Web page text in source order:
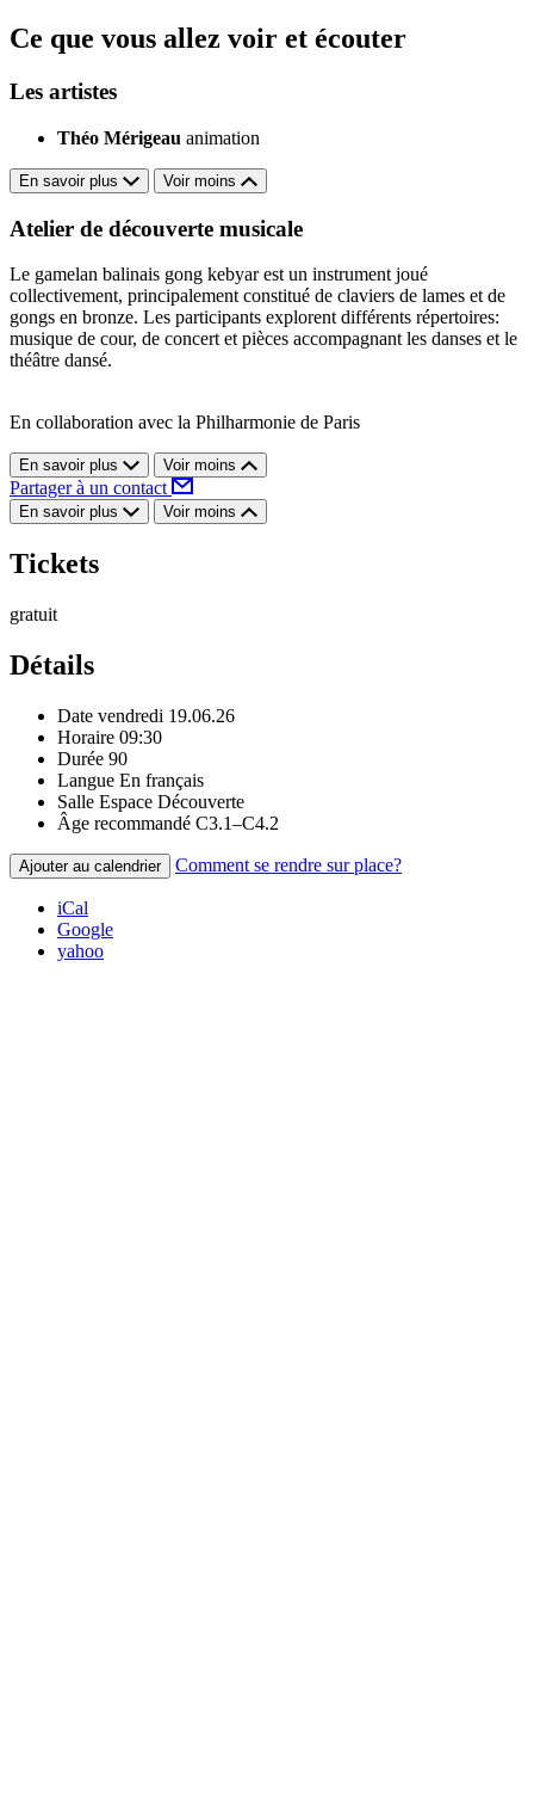
Ce que vous allez voir et écouter
Les artistes
Théo Mérigeau animation
En savoir plus Voir moins
Atelier de découverte musicale
Le gamelan balinais gong kebyar est un instrument joué
collectivement, principalement constitué de claviers de lames et de
gongs en bronze. Les participants explorent différents répertoires:
musique de cour, de concert et pièces accompagnant les danses et le
théâtre dansé.
En collaboration avec la Philharmonie de Paris
En savoir plus Voir moins
Partager à un contact
En savoir plus Voir moins
Tickets
gratuit
Détails
Date vendredi 19.06.26
Horaire 09:30
Durée 90
Langue En français
Salle Espace Découverte
Âge recommandé C3.1–C4.2
Ajouter au calendrier Comment se rendre sur place?
iCal
Google
yahoo